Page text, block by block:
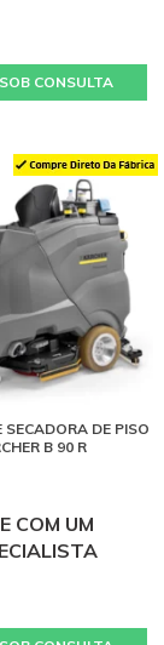
CONSULTA
SECADORA DE PISO
B 90 R
COM UM